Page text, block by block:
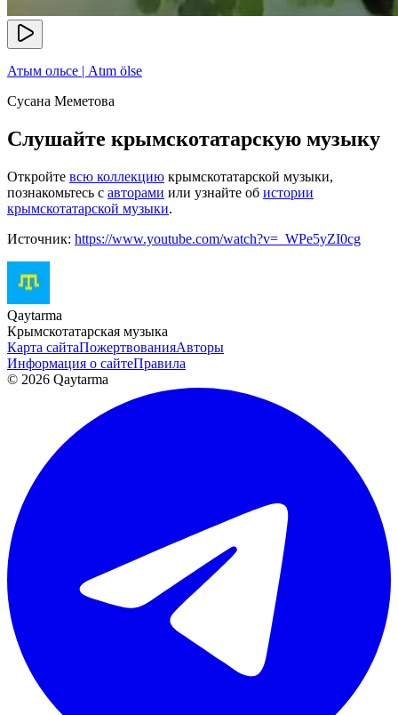
Атым ольсе | Atım ölse
Сусана Меметова
Слушайте крымскотатарскую музыку
Откройте всю коллекцию крымскотатарской музыки,
познакомьтесь с авторами или узнайте об истории
крымскотатарской музыки.
Источник: https://www.youtube.com/watch?v=_WPe5yZI0cg
Qaytarma
Крымскотатарская музыка
Карта сайтаПожертвованияАвторы
Информация о сайтеПравила
© 2026 Qaytarma